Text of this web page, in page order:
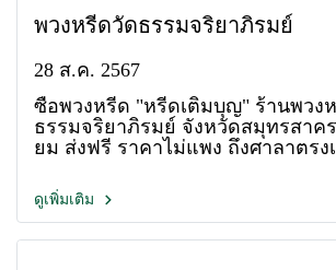
พวงหรีดวัดธรรมจริยาภิรมย์
28 ส.ค. 2567
ซื้อพวงหรีด "หรีดเติมบุญ" ร้านพวง
ธรรมจริยาภิรมย์ จังหวัดสมุทรสาค
ยม ส่งฟรี ราคาไม่แพง ถึงศาลาตรง
ดูเพิ่มเติม